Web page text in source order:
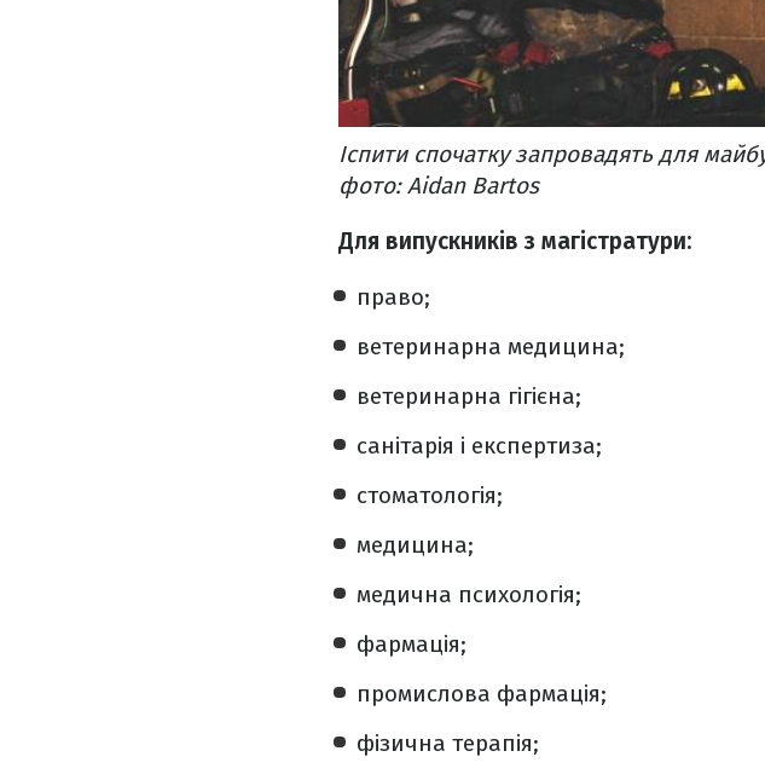
Іспити спочатку запровадять для
фото: Aidan Bartos
Для випускників з магістратури:
право;
ветеринарна медицина;
ветеринарна гігієна;
санітарія і експертиза;
стоматологія;
медицина;
медична психологія;
фармація;
промислова фармація;
фізична терапія;